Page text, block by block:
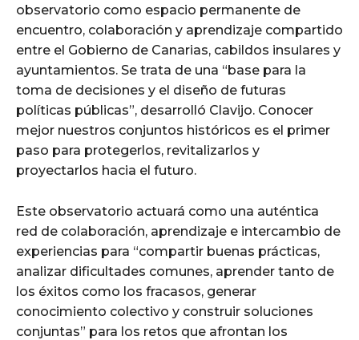
observatorio como espacio permanente de
encuentro, colaboración y aprendizaje compartido
entre el Gobierno de Canarias, cabildos insulares y
ayuntamientos. Se trata de una “base para la
toma de decisiones y el diseño de futuras
políticas públicas”, desarrolló Clavijo. Conocer
mejor nuestros conjuntos históricos es el primer
paso para protegerlos, revitalizarlos y
proyectarlos hacia el futuro.
Este observatorio actuará como una auténtica
red de colaboración, aprendizaje e intercambio de
experiencias para “compartir buenas prácticas,
analizar dificultades comunes, aprender tanto de
los éxitos como los fracasos, generar
conocimiento colectivo y construir soluciones
conjuntas” para los retos que afrontan los